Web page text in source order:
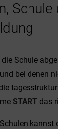
Schule
die Schule
bei denen
START das
kannst